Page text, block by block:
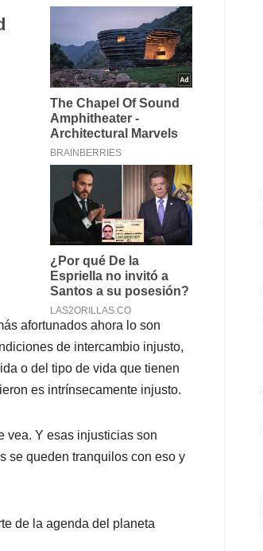
afortunados ahora lo son
de intercambio injusto,
o del tipo de vida que tienen
es intrínsecamente injusto.
vea. Y esas injusticias son
se queden tranquilos con eso y
de la agenda del planeta